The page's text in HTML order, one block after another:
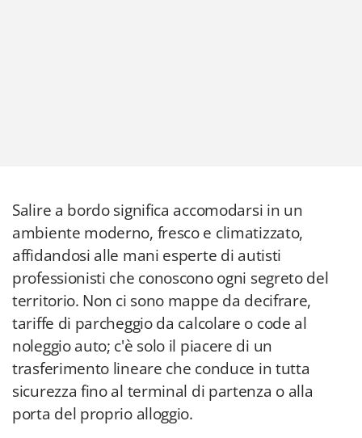
Salire a bordo significa accomodarsi in un
ambiente moderno, fresco e climatizzato,
affidandosi alle mani esperte di autisti
professionisti che conoscono ogni segreto del
territorio. Non ci sono mappe da decifrare,
tariffe di parcheggio da calcolare o code al
noleggio auto; c'è solo il piacere di un
trasferimento lineare che conduce in tutta
sicurezza fino al terminal di partenza o alla
porta del proprio alloggio.